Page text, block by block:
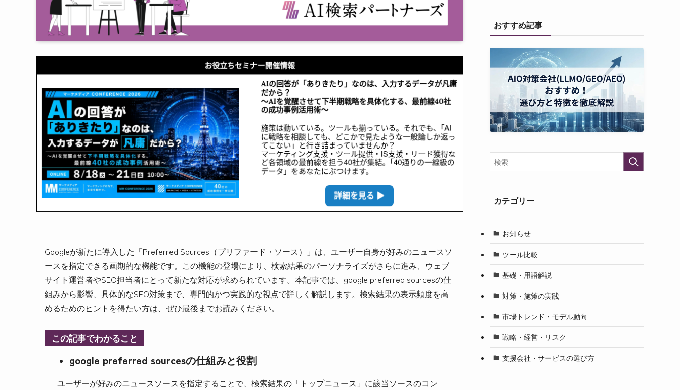
Googleが新たに導入した「Preferred Sources（プリファード・ソース）」は、ユーザー自身が好みのニュースソ
ースを指定できる画期的な機能です。この機能の登場により、検索結果のパーソナライズがさらに進み、ウェブ
サイト運営者やSEO担当者にとって新たな対応が求められています。本記事では、google preferred sourcesの仕
組みから影響、具体的なSEO対策まで、専門的かつ実践的な視点で詳しく解説します。検索結果の表示頻度を高
めるためのヒントを得たい方は、ぜひ最後までお読みください。
この記事でわかること
google preferred sourcesの仕組みと役割
ユーザーが好みのニュースソースを指定することで、検索結果の「トップニュース」に該当ソースのコン
おすすめ記事
カテゴリー
お知らせ
ツール比較
基礎・用語解説
対策・施策の実践
市場トレンド・モデル動向
戦略・経営・リスク
支援会社・サービスの選び方